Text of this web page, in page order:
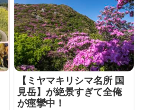
【ミヤマキリシマ名所 国
見岳】が絶景すぎて全俺
が痙攣中！